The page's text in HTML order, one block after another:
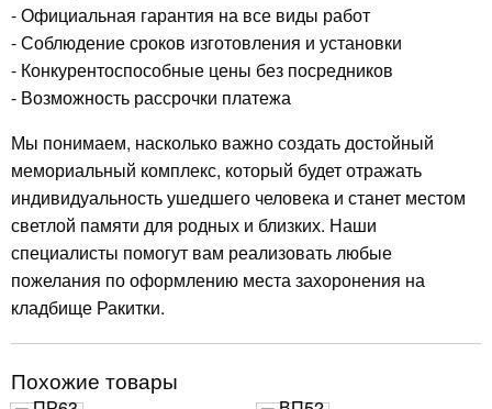
- Официальная гарантия на все виды работ
- Соблюдение сроков изготовления и установки
- Конкурентоспособные цены без посредников
- Возможность рассрочки платежа
Мы понимаем, насколько важно создать достойный
мемориальный комплекс, который будет отражать
индивидуальность ушедшего человека и станет местом
светлой памяти для родных и близких. Наши
специалисты помогут вам реализовать любые
пожелания по оформлению места захоронения на
кладбище Ракитки.
Похожие товары